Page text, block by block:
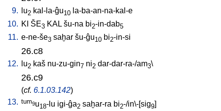
9. lu2 kal-la-ĝu10 la-ba-an-na-kal-e
10. KI ŠE3 KAL šu-na bi2-in-dab5
11. e-ne-še3 saḫar šu-ĝu10 bi2-in-si
26.c8
12. lu2 kaš nu-zu-gin7 ni2 dar-dar-ra-/am3\
26.c9
(cf. 6.1.03.142)
13. tum9u18-lu igi-ĝa2 saḫar-ra bi2-/in\-[sig9]